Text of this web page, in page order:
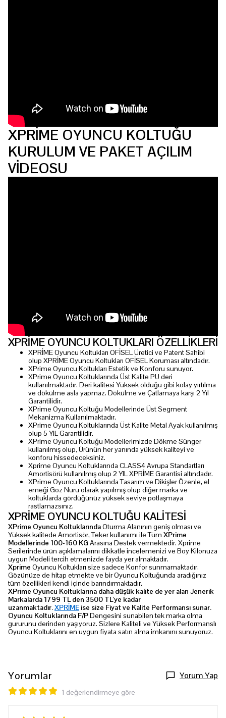
XPRİME OYUNCU KOLTUĞU
KURULUM VE PAKET AÇILIM
VİDEOSU
XPRİME OYUNCU KOLTUKLARI ÖZELLİKLERİ
XPRİME Oyuncu Koltukları OFİSEL Üretici ve Patent Sahibi
olup XPRİME Oyuncu Koltukları OFİSEL Koruması altındadır.
XPrime Oyuncu Koltukları Estetik ve Konforu sunuyor.
XPrime Oyuncu Koltuklarında Üst Kalite PU deri
kullanılmaktadır. Deri kalitesi Yüksek olduğu gibi kolay yırtılma
ve dökülme asla yapmaz. Dökülme ve Çatlamaya karşı 2 Yıl
Garantilidir.
XPrime Oyuncu Koltuğu Modellerinde Üst Segment
Mekanizma Kullanılmaktadır.
XPrime Oyuncu Koltuklarında Üst Kalite Metal Ayak kullanılmış
olup 5 YIL Garantilidir.
XPrime Oyuncu Koltuğu Modellerimizde Dökme Sünger
kullanılmış olup, Ürünün her yanında yüksek kaliteyi ve
konforu hissedeceksiniz.
Xprime Oyuncu Koltuklarında CLASS4 Avrupa Standartları
Amortisörü kullanılmış olup 2 YIL XPRİME Garantisi altındadır.
XPrime Oyuncu Koltuklarında Tasarım ve Dikişler Özenle, el
emeği Göz Nuru olarak yapılmış olup diğer marka ve
koltuklarda gördüğünüz yüksek seviye potlaşmaya
rastlamazsınız.
XPRİME OYUNCU KOLTUĞU KALİTESİ
XPrime Oyuncu KoltuklarındaOturma Alanının geniş olması ve
Yüksek kalitede Amortisör, Teker kullanımı ile Tüm XPrime
Modellerinde 100-160 KG Arasına Destek vermektedir. Xprime
Serilerinde ürün açıklamalarını dikkatle incelemenizi ve Boy Kilonuza
uygun Modeli tercih etmenizde fayda yer almaktadır.
Xprime Oyuncu Koltukları size sadece Konfor sunmamaktadır,
Gözünüze de hitap etmekte ve bir Oyuncu Koltuğunda aradığınız
tüm özellikleri kendi içinde barındırmaktadır.
XPrime Oyuncu Koltuklarına daha düşük kalite de yer alan Jenerik
Markalarda 1799 TL den 3500 TL'ye kadar
uzanmaktadır.XPRİME ise size Fiyat ve Kalite Performansı sunar.
Oyuncu Koltuklarında F/PDengesini sunabilen tek marka olma
gururunu derinden yaşıyoruz. Sizlere Kaliteli ve Yüksek Performanslı
Oyuncu Koltuklarını en uygun fiyata satın alma imkanını sunuyoruz.
Yorumlar Yorum Yap
1 değerlendirmeye göre